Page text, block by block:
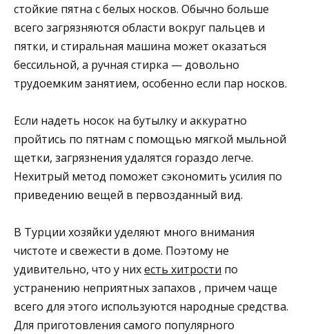
стойкие пятна с белых носков. Обычно больше
всего загрязняются области вокруг пальцев и
пятки, и стиральная машина может оказаться
бессильной, а ручная стирка — довольно
трудоемким занятием, особенно если пар носков.
Если надеть носок на бутылку и аккуратно
пройтись по пятнам с помощью мягкой мыльной
щетки, загрязнения удалятся гораздо легче.
Нехитрый метод поможет сэкономить усилия по
приведению вещей в первозданный вид.
В Турции хозяйки уделяют много внимания
чистоте и свежести в доме. Поэтому не
удивительно, что у нихесть хитрости по
устранению неприятных запахов , причем чаще
всего для этого используются народные средства.
Для приготовления самого популярного